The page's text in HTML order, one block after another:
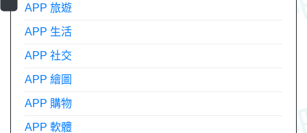
APP 旅遊
APP 生活
APP 社交
APP 繪圖
APP 購物
APP 軟體